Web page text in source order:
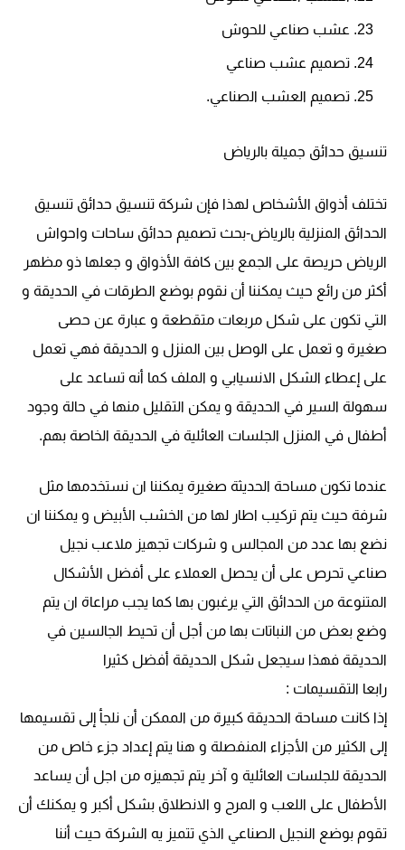
عشب صناعي للحوش
تصميم عشب صناعي
تصميم العشب الصناعي.
تنسيق حدائق جميلة بالرياض
تختلف أذواق الأشخاص لهذا فإن شركة تنسيق حدائق تنسيق
الحدائق المنزلية بالرياض-بحث تصميم حدائق ساحات واحواش
الرياض حريصة على الجمع بين كافة الأذواق و جعلها ذو مظهر
أكثر من رائع حيث يمكننا أن نقوم بوضع الطرقات في الحديقة و
التي تكون على شكل مربعات متقطعة و عبارة عن حصى
صغيرة و تعمل على الوصل بين المنزل و الحديقة فهي تعمل
على إعطاء الشكل الانسيابي و الملف كما أنه تساعد على
سهولة السير في الحديقة و يمكن التقليل منها في حالة وجود
أطفال في المنزل الجلسات العائلية في الحديقة الخاصة بهم.
عندما تكون مساحة الحديثة صغيرة يمكننا ان نستخدمها مثل
شرفة حيث يتم تركيب اطار لها من الخشب الأبيض و يمكننا ان
نضع بها عدد من المجالس و شركات تجهيز ملاعب نجيل
صناعي تحرص على أن يحصل العملاء على أفضل الأشكال
المتنوعة من الحدائق التي يرغبون بها كما يجب مراعاة ان يتم
وضع بعض من النباتات بها من أجل أن تحيط الجالسين في
الحديقة فهذا سيجعل شكل الحديقة أفضل كثيرا
رابعا التقسيمات :
إذا كانت مساحة الحديقة كبيرة من الممكن أن نلجأ إلى تقسيمها
إلى الكثير من الأجزاء المنفصلة و هنا يتم إعداد جزء خاص من
الحديقة للجلسات العائلية و آخر يتم تجهيزه من اجل أن يساعد
الأطفال على اللعب و المرح و الانطلاق بشكل أكبر و يمكنك أن
تقوم بوضع النجيل الصناعي الذي تتميز يه الشركة حيث أننا